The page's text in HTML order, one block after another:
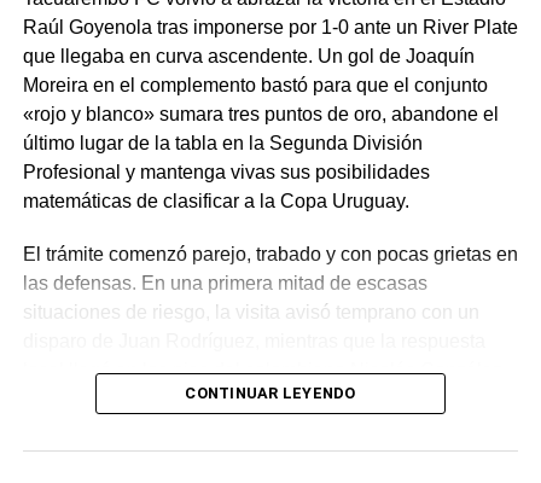
Raúl Goyenola tras imponerse por 1-0 ante un River Plate
que llegaba en curva ascendente. Un gol de Joaquín
Moreira en el complemento bastó para que el conjunto
«rojo y blanco» sumara tres puntos de oro, abandone el
último lugar de la tabla en la Segunda División
Profesional y mantenga vivas sus posibilidades
matemáticas de clasificar a la Copa Uruguay.
El trámite comenzó parejo, trabado y con pocas grietas en
las defensas. En una primera mitad de escasas
situaciones de riesgo, la visita avisó temprano con un
local llegó en los pies del colombiano Nicolás González,
quien tras un pivoteo del brasileño Lucao elevó su remate
CONTINUAR LEYENDO